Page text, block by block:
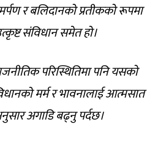
र बलिदानको प्रतीकको रूपमा
संविधान समेत हो।
परिस्थितिमा पनि यसको
मर्म र भावनालाई आत्मसात
अगाडि बढ्नु पर्दछ।